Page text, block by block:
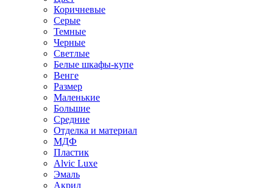
Коричневые
Серые
Темные
Черные
Светлые
Белые шкафы-купе
Венге
Размер
Маленькие
Большие
Средние
Отделка и материал
МДФ
Пластик
Alvic Luxe
Эмаль
Акрил